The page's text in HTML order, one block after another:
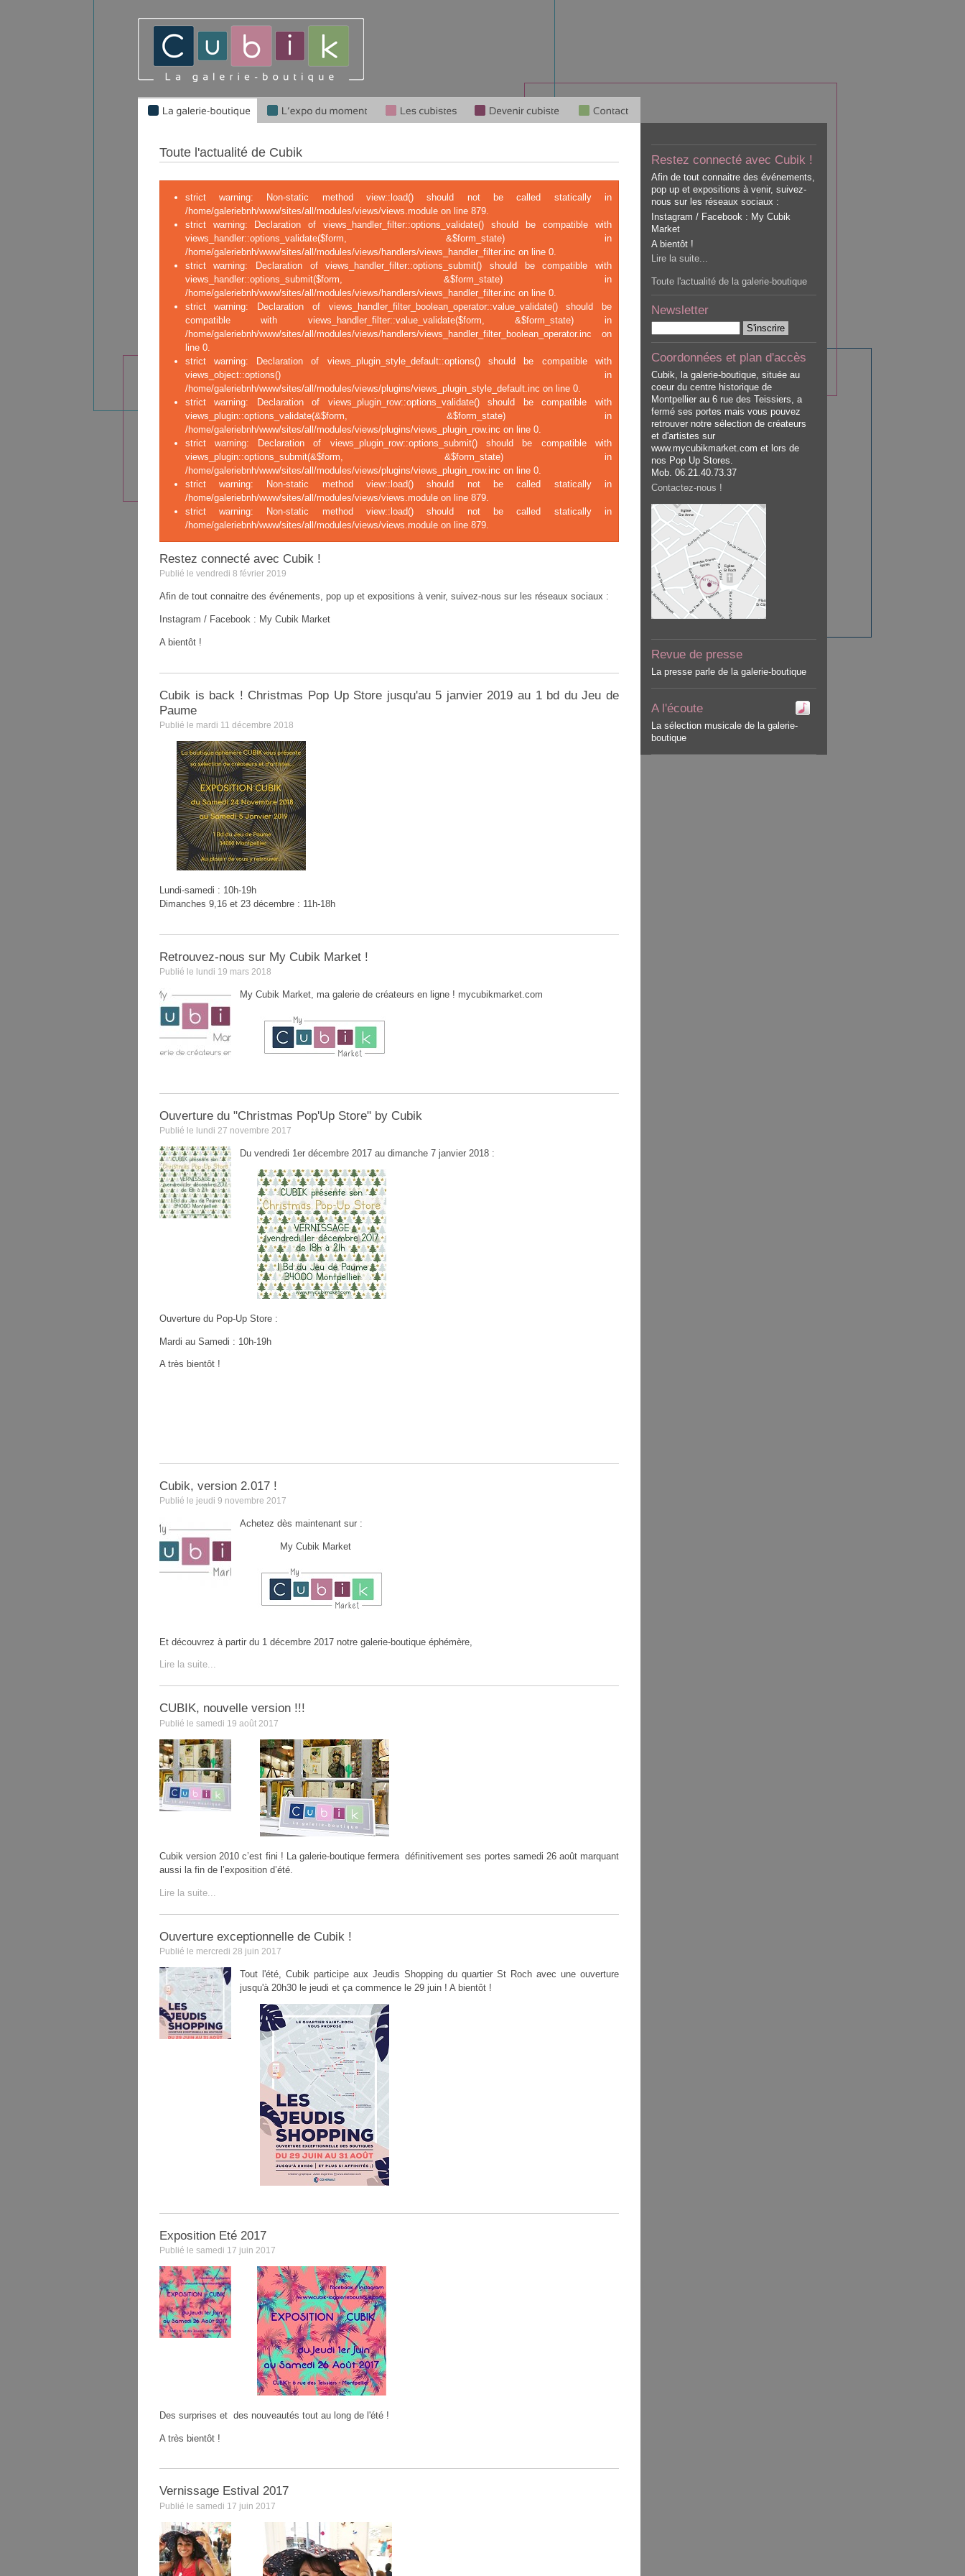
Toute l'actualité de Cubik
strict warning: Non-static method view::load() should not be called statically in
/home/galeriebnh/www/sites/all/modules/views/views.module on line 879.
strict warning: Declaration of views_handler_filter::options_validate() should be compatible with
views_handler::options_validate($form, &$form_state) in
/home/galeriebnh/www/sites/all/modules/views/handlers/views_handler_filter.inc on line 0.
strict warning: Declaration of views_handler_filter::options_submit() should be compatible with
views_handler::options_submit($form, &$form_state) in
/home/galeriebnh/www/sites/all/modules/views/handlers/views_handler_filter.inc on line 0.
strict warning: Declaration of views_handler_filter_boolean_operator::value_validate() should be
compatible with views_handler_filter::value_validate($form, &$form_state) in
/home/galeriebnh/www/sites/all/modules/views/handlers/views_handler_filter_boolean_operator.inc on
line 0.
strict warning: Declaration of views_plugin_style_default::options() should be compatible with
views_object::options() in
/home/galeriebnh/www/sites/all/modules/views/plugins/views_plugin_style_default.inc on line 0.
strict warning: Declaration of views_plugin_row::options_validate() should be compatible with
views_plugin::options_validate(&$form, &$form_state) in
/home/galeriebnh/www/sites/all/modules/views/plugins/views_plugin_row.inc on line 0.
strict warning: Declaration of views_plugin_row::options_submit() should be compatible with
views_plugin::options_submit(&$form, &$form_state) in
/home/galeriebnh/www/sites/all/modules/views/plugins/views_plugin_row.inc on line 0.
strict warning: Non-static method view::load() should not be called statically in
/home/galeriebnh/www/sites/all/modules/views/views.module on line 879.
strict warning: Non-static method view::load() should not be called statically in
/home/galeriebnh/www/sites/all/modules/views/views.module on line 879.
Restez connecté avec Cubik !
Publié le vendredi 8 février 2019
Afin de tout connaitre des événements, pop up et expositions à venir, suivez-nous sur les réseaux sociaux :
Instagram / Facebook : My Cubik Market
A bientôt !
Cubik is back ! Christmas Pop Up Store jusqu'au 5 janvier 2019 au 1 bd du Jeu de
Paume
Publié le mardi 11 décembre 2018
Lundi-samedi : 10h-19h
Dimanches 9,16 et 23 décembre : 11h-18h
Retrouvez-nous sur My Cubik Market !
Publié le lundi 19 mars 2018
My Cubik Market, ma galerie de créateurs en ligne ! mycubikmarket.com
Ouverture du "Christmas Pop'Up Store" by Cubik
Publié le lundi 27 novembre 2017
Du vendredi 1er décembre 2017 au dimanche 7 janvier 2018 :
Ouverture du Pop-Up Store :
Mardi au Samedi : 10h-19h
A très bientôt !
Cubik, version 2.017 !
Publié le jeudi 9 novembre 2017
Achetez dès maintenant sur :
My Cubik Market
Et découvrez à partir du 1 décembre 2017 notre galerie-boutique éphémère,
Lire la suite...
CUBIK, nouvelle version !!!
Publié le samedi 19 août 2017
Cubik version 2010 c’est fini ! La galerie-boutique fermera définitivement ses portes samedi 26 août marquant
aussi la fin de l’exposition d’été.
Lire la suite...
Ouverture exceptionnelle de Cubik !
Publié le mercredi 28 juin 2017
Tout l'été, Cubik participe aux Jeudis Shopping du quartier St Roch avec une ouverture
jusqu'à 20h30 le jeudi et ça commence le 29 juin ! A bientôt !
Exposition Eté 2017
Publié le samedi 17 juin 2017
Des surprises et des nouveautés tout au long de l'été !
A très bientôt !
Vernissage Estival 2017
Publié le samedi 17 juin 2017
Restez connecté avec Cubik !
Afin de tout connaitre des événements,
pop up et expositions à venir, suivez-
nous sur les réseaux sociaux :
Instagram / Facebook : My Cubik
Market
A bientôt !
Lire la suite...
Toute l'actualité de la galerie-boutique
Newsletter
Coordonnées et plan d'accès
Cubik, la galerie-boutique, située au
coeur du centre historique de
Montpellier au 6 rue des Teissiers, a
fermé ses portes mais vous pouvez
retrouver notre sélection de créateurs
et d'artistes sur
www.mycubikmarket.com et lors de
nos Pop Up Stores.
Mob. 06.21.40.73.37
Contactez-nous !
Revue de presse
La presse parle de la galerie-boutique
A l'écoute
La sélection musicale de la galerie-
boutique